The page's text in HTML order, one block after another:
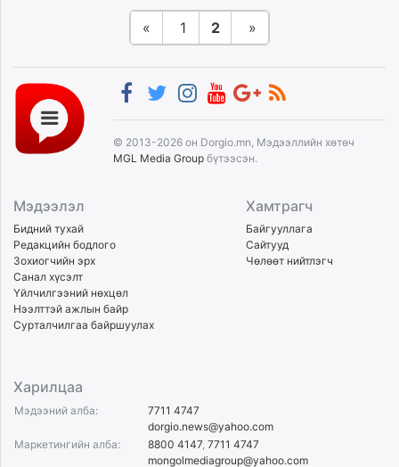
« 1 2 »
© 2013-2026 он Dorgio.mn, Мэдээллийн хөтөч
MGL Media Group бүтээсэн.
Мэдээлэл
Бидний тухай
Редакцийн бодлого
Зохиогчийн эрх
Санал хүсэлт
Үйлчилгээний нөхцөл
Нээлттэй ажлын байр
Сурталчилгаа байршуулах
Хамтрагч
Байгууллага
Сайтууд
Чөлөөт нийтлэгч
Харилцаа
Мэдээний алба:
7711 4747
dorgio.news@yahoo.com
Маркетингийн алба:
8800 4147, 7711 4747
mongolmediagroup@yahoo.com